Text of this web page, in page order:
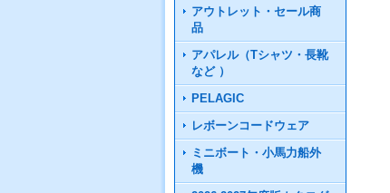
アウトレット・セール商
品
アパレル（Tシャツ・長靴
など ）
PELAGIC
レボーンコードウェア
ミニボート・小馬力船外
機